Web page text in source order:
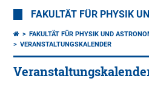
FAKULTÄT FÜR PHYSIK
FAKULTÄT FÜR PHYSIK UND
VERANSTALTUNGSKALENDER